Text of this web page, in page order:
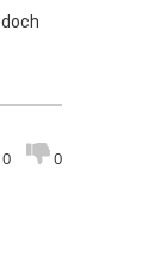
0 0